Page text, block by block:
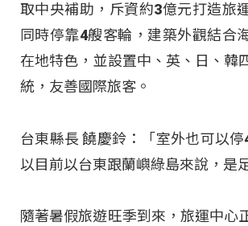
取中央補助，斥資約3億元打造旅
同時停靠4艘客輪，建築外觀結合
在地特色，並設置中、英、日、韓
統，友善國際旅客 。
台東縣長 饒慶鈴：「室外也可以
以目前以台東跟蘭嶼綠島來說，是
隨著暑假旅遊旺季到來，旅運中心